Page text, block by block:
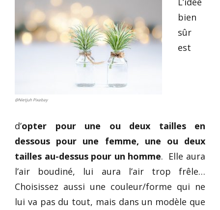
@Nietjuh Pixabay
bien
sûr
est
d’opter pour une ou deux tailles en
dessous pour une femme, une ou deux
tailles au-dessus pour un homme. Elle aura
l’air boudiné, lui aura l’air trop frêle…
Choisissez aussi une couleur/forme qui ne
lui va pas du tout, mais dans un modèle que